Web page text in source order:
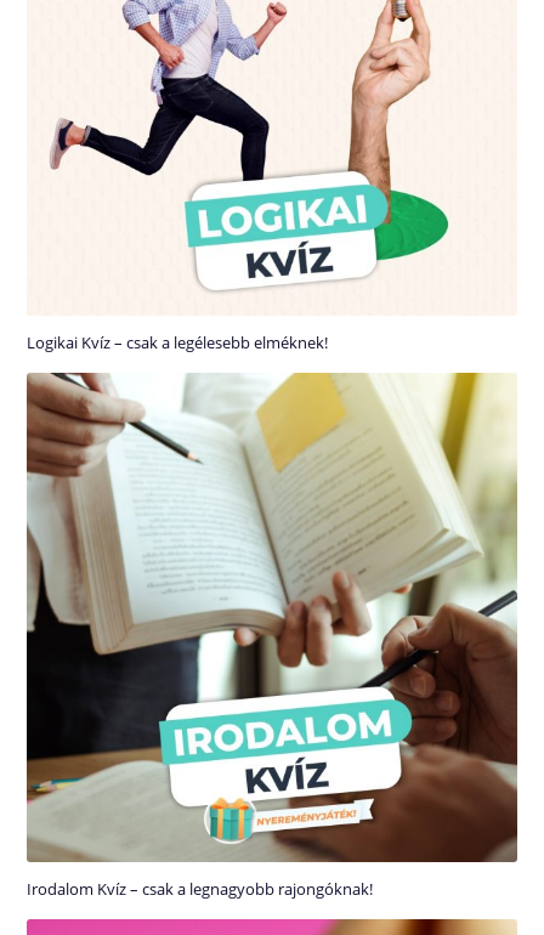
Logikai Kvíz – csak a legélesebb elméknek!
Irodalom Kvíz – csak a legnagyobb rajongóknak!